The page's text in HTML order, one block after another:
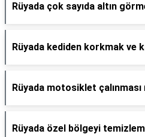
Rüyada çok sayıda altın
Rüyada kediden korkmak ve
Rüyada motosiklet
Rüyada özel bölgeyi